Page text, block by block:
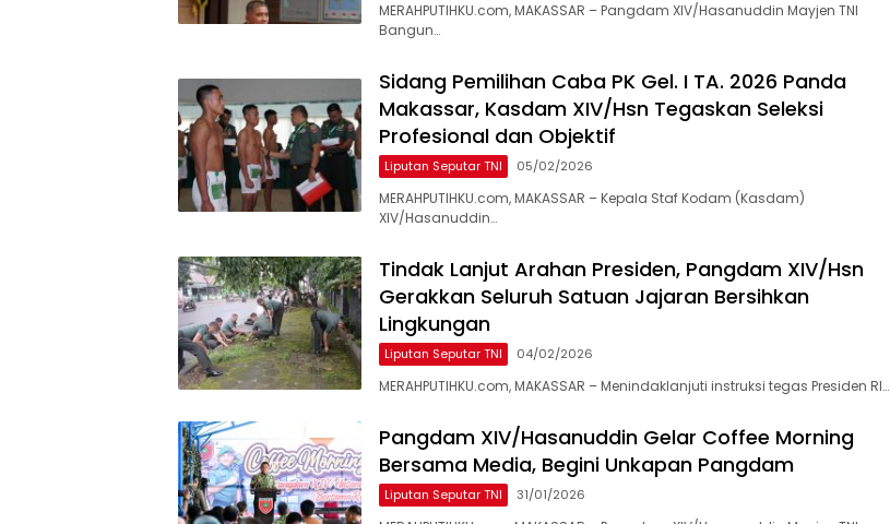
MERAHPUTIHKU.com, MAKASSAR – Pangdam XIV/Hasanuddin Mayjen TNI
Bangun…
Sidang Pemilihan Caba PK Gel. I TA. 2026 Panda
Makassar, Kasdam XIV/Hsn Tegaskan Seleksi
Profesional dan Objektif
Liputan Seputar TNI 05/02/2026
MERAHPUTIHKU.com, MAKASSAR – Kepala Staf Kodam (Kasdam)
XIV/Hasanuddin…
Tindak Lanjut Arahan Presiden, Pangdam XIV/Hsn
Gerakkan Seluruh Satuan Jajaran Bersihkan
Lingkungan
Liputan Seputar TNI 04/02/2026
MERAHPUTIHKU.com, MAKASSAR – Menindaklanjuti instruksi tegas Presiden RI…
Pangdam XIV/Hasanuddin Gelar Coffee Morning
Bersama Media, Begini Unkapan Pangdam
Liputan Seputar TNI 31/01/2026